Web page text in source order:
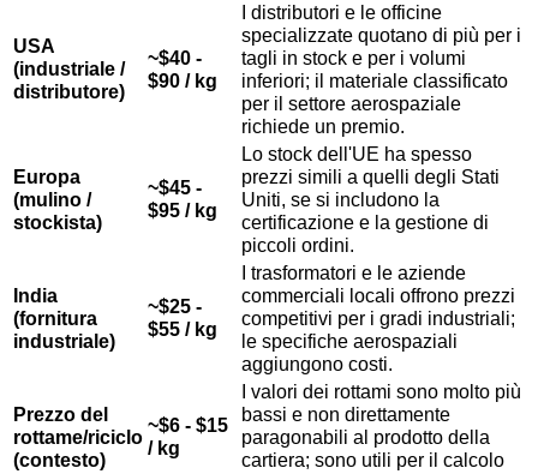
USA
(industriale /
distributore)
~$40 -
$90 / kg
I distributori e le officine
specializzate quotano di più per i
tagli in stock e per i volumi
inferiori; il materiale classificato
per il settore aerospaziale
richiede un premio.
Europa
(mulino /
stockista)
~$45 -
$95 / kg
Lo stock dell'UE ha spesso
prezzi simili a quelli degli Stati
Uniti, se si includono la
certificazione e la gestione di
piccoli ordini.
India
(fornitura
industriale)
~$25 -
$55 / kg
I trasformatori e le aziende
commerciali locali offrono prezzi
competitivi per i gradi industriali;
le specifiche aerospaziali
aggiungono costi.
Prezzo del
rottame/riciclo
(contesto)
~$6 - $15
/ kg
I valori dei rottami sono molto più
bassi e non direttamente
paragonabili al prodotto della
cartiera; sono utili per il calcolo